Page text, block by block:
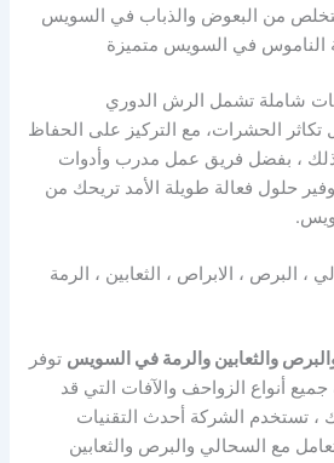
من البعوض والذباب في السويس
الناموس في السويس متميزة
شاملة تشمل الرش الدوري
تكاثر الحشرات، مع التركيز على الحفاظ
، بفضل فريق عمل مدرب وأدوات
حلول فعالة طويلة الأمد تريحك من
، البرص ، الابراص ، الثعابين ، الرمة
والثعابين والرمة في السويس توفر
أنواع الزواحف والآفات التي قد
تستخدم الشركة أحدث التقنيات
مع السحالي والبرص والثعابين